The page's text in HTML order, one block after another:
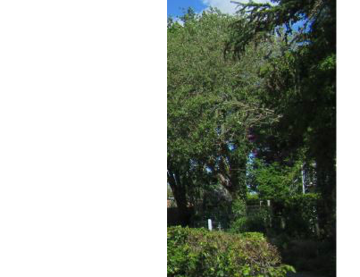
Praxis
Apotheke
Labor
Notdienst
Jobs & Praktikum